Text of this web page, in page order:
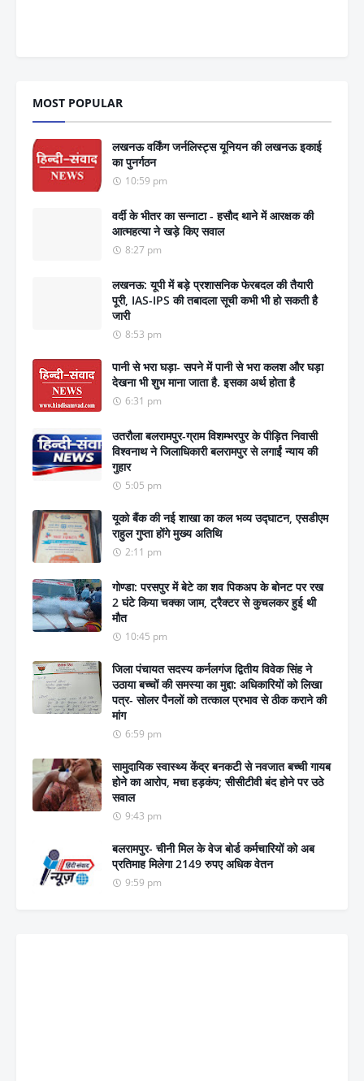
MOST POPULAR
लखनऊ वर्किंग जर्नलिस्ट्स यूनियन की लखनऊ इकाई
का पुनर्गठन
10:59 pm
वर्दी के भीतर का सन्नाटा - हसौद थाने में आरक्षक की
आत्महत्या ने खड़े किए सवाल
8:27 pm
लखनऊ: यूपी में बड़े प्रशासनिक फेरबदल की तैयारी
पूरी, IAS-IPS की तबादला सूची कभी भी हो सकती है
जारी
8:53 pm
पानी से भरा घड़ा- सपने में पानी से भरा कलश और घड़ा
देखना भी शुभ माना जाता है. इसका अर्थ होता है
6:31 pm
उतरौला बलरामपुर-ग्राम विशम्भरपुर के पीड़ित निवासी
विश्वनाथ ने जिलाधिकारी बलरामपुर से लगाईं न्याय की
गुहार
5:05 pm
यूको बैंक की नई शाखा का कल भव्य उद्घाटन, एसडीएम
राहुल गुप्ता होंगे मुख्य अतिथि
2:11 pm
गोण्डा: परसपुर में बेटे का शव पिकअप के बोनट पर रख
2 घंटे किया चक्का जाम, ट्रैक्टर से कुचलकर हुई थी
मौत
10:45 pm
जिला पंचायत सदस्य कर्नलगंज द्वितीय विवेक सिंह ने
उठाया बच्चों की समस्या का मुद्दा: अधिकारियों को लिखा
पत्र- सोलर पैनलों को तत्काल प्रभाव से ठीक कराने की
मांग
6:59 pm
सामुदायिक स्वास्थ्य केंद्र बनकटी से नवजात बच्ची गायब
होने का आरोप, मचा हड़कंप; सीसीटीवी बंद होने पर उठे
सवाल
9:43 pm
बलरामपुर- चीनी मिल के वेज बोर्ड कर्मचारियों को अब
प्रतिमाह मिलेगा 2149 रुपए अधिक वेतन
9:59 pm